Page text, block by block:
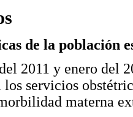
de la población
2011 y enero del
los servicios
materna